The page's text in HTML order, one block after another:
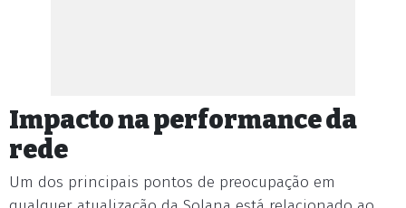
Impacto na performance da
rede
Um dos principais pontos de preocupação em